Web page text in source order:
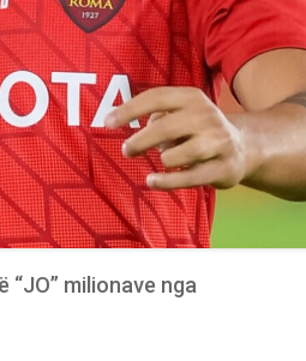
“JO” milionave nga